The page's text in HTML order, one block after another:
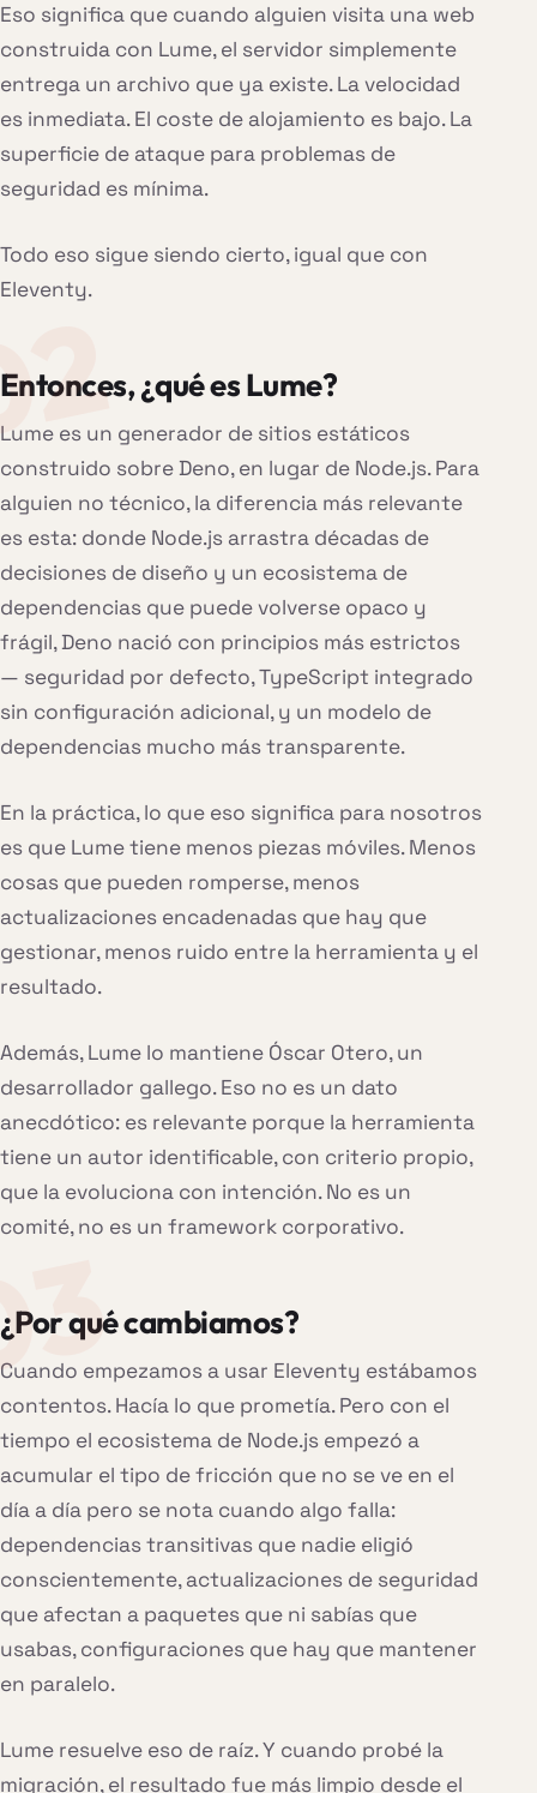
Eso significa que cuando alguien visita una web
construida con Lume, el servidor simplemente
entrega un archivo que ya existe. La velocidad
es inmediata. El coste de alojamiento es bajo. La
superficie de ataque para problemas de
seguridad es mínima.
Todo eso sigue siendo cierto, igual que con
Eleventy.
Entonces, ¿qué es Lume?
Lume es un generador de sitios estáticos
construido sobre Deno, en lugar de Node.js. Para
alguien no técnico, la diferencia más relevante
es esta: donde Node.js arrastra décadas de
decisiones de diseño y un ecosistema de
dependencias que puede volverse opaco y
frágil, Deno nació con principios más estrictos
— seguridad por defecto, TypeScript integrado
sin configuración adicional, y un modelo de
dependencias mucho más transparente.
En la práctica, lo que eso significa para nosotros
es que Lume tiene menos piezas móviles. Menos
cosas que pueden romperse, menos
actualizaciones encadenadas que hay que
gestionar, menos ruido entre la herramienta y el
resultado.
Además, Lume lo mantiene Óscar Otero, un
desarrollador gallego. Eso no es un dato
anecdótico: es relevante porque la herramienta
tiene un autor identificable, con criterio propio,
que la evoluciona con intención. No es un
comité, no es un framework corporativo.
¿Por qué cambiamos?
Cuando empezamos a usar Eleventy estábamos
contentos. Hacía lo que prometía. Pero con el
tiempo el ecosistema de Node.js empezó a
acumular el tipo de fricción que no se ve en el
día a día pero se nota cuando algo falla:
dependencias transitivas que nadie eligió
conscientemente, actualizaciones de seguridad
que afectan a paquetes que ni sabías que
usabas, configuraciones que hay que mantener
en paralelo.
Lume resuelve eso de raíz. Y cuando probé la
migración, el resultado fue más limpio desde el